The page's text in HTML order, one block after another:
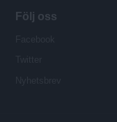
Följ oss